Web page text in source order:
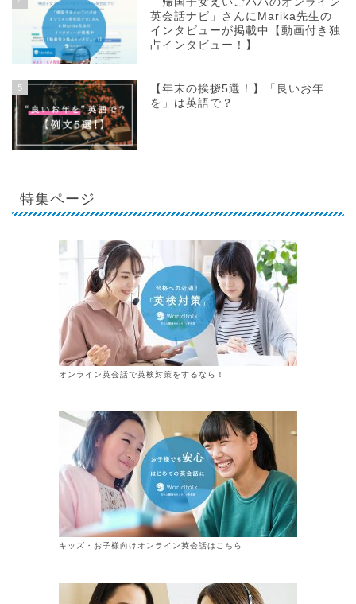
英会話ナビ」さんにMarika先生の
インタビューが掲載中【動画付き独
占インタビュー！】
5
【年末の挨拶5選！】「良いお年
を」は英語で？
特集ページ
オンライン英会話で英検対策をするなら！
キッズ・お子様向けオンライン英会話はこちら